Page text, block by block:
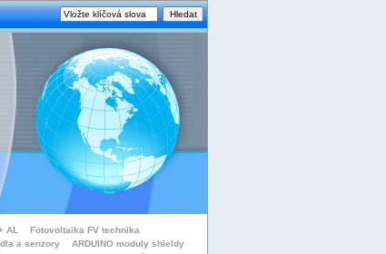
AL
Fotovoltaika FV technika
a senzory
ARDUINO moduly shieldy